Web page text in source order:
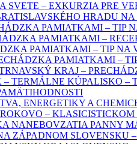
– EXKURZIA PRE
HRADU
PAMIATKAMI – TIP
PAMIATKAMI –
PAMIATKAMI – TIP NA
PAMIATKAMI –
KRAJ –
TERMÁLNE KÚPALISKO –
ENERGETIKY A
–
NANEBOVZATIA PANNY
ZÁPADNOM SLOVENSKU